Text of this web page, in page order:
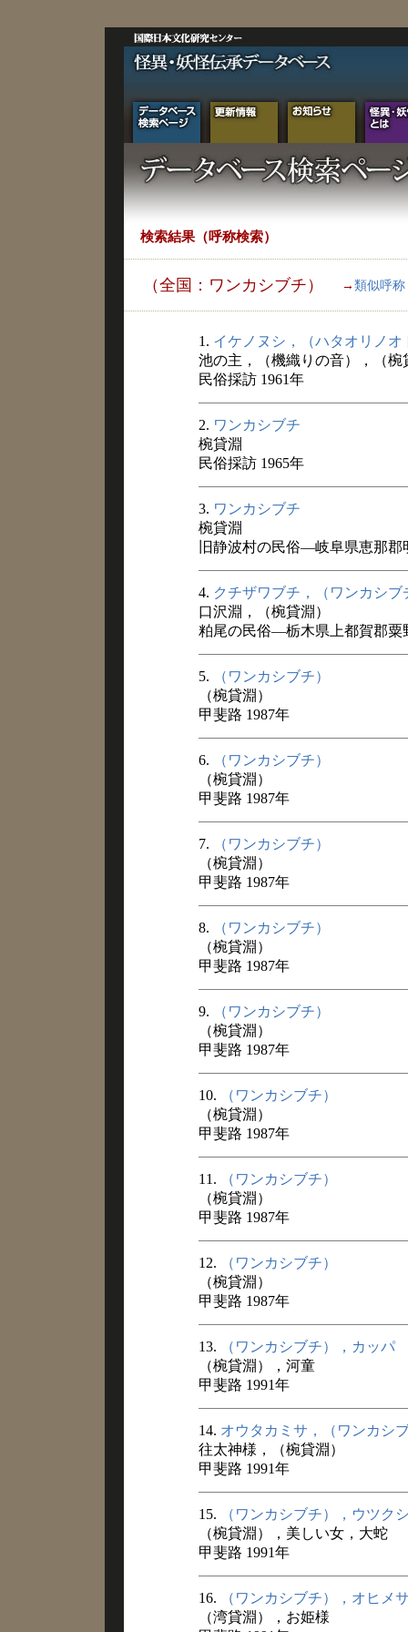
検索結果（呼称検索）
（全国：ワンカシブチ） → 類似呼称
1. イケノヌシ，（ハタオリノ
池の主，（機織りの音），（椀
民俗採訪 1961年
2. ワンカシブチ
椀貸淵
民俗採訪 1965年
3. ワンカシブチ
椀貸淵
旧静波村の民俗―岐阜県恵那
4. クチザワブチ，（ワンカシブ
口沢淵，（椀貸淵）
粕尾の民俗―栃木県上都賀郡粟
5.
（ワンカシブチ）
（椀貸淵）
甲斐路 1987年
6.
（ワンカシブチ）
（椀貸淵）
甲斐路 1987年
7.
（ワンカシブチ）
（椀貸淵）
甲斐路 1987年
8.
（ワンカシブチ）
（椀貸淵）
甲斐路 1987年
9.
（ワンカシブチ）
（椀貸淵）
甲斐路 1987年
10.
（ワンカシブチ）
（椀貸淵）
甲斐路 1987年
11.
（ワンカシブチ）
（椀貸淵）
甲斐路 1987年
12.
（ワンカシブチ）
（椀貸淵）
甲斐路 1987年
13.
（ワンカシブチ），カッパ
（椀貸淵），河童
甲斐路 1991年
14. オウタカミサ，（ワンカシ
往太神様，（椀貸淵）
甲斐路 1991年
15.
（ワンカシブチ），ウツク
（椀貸淵），美しい女，大蛇
甲斐路 1991年
16.
（ワンカシブチ），オヒメ
（湾貸淵），お姫様